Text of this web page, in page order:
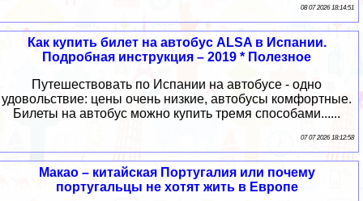
08 07 2026 18:14:51
Как купить билет на автобус ALSA в Испании.
Подробная инструкция – 2019 * Полезное
Путешествовать по Испании на автобусе - одно
удовольствие: цены очень низкие, автобусы комфортные.
Билеты на автобус можно купить тремя способами......
07 07 2026 18:12:58
Макао – китайская Португалия или почему
португальцы не хотят жить в Европе